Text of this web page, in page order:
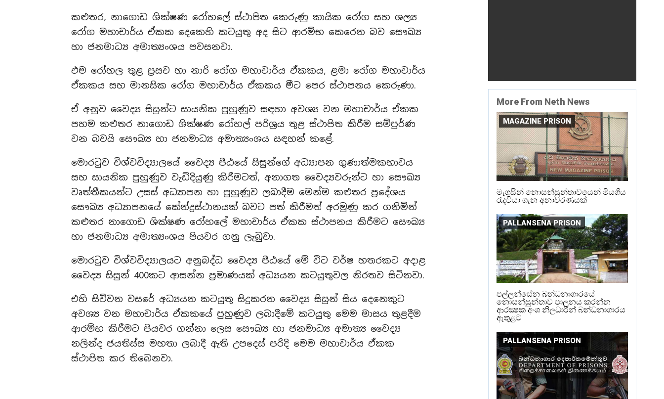
කළුතර, නාගොඩ ශික්ෂණ රෝහලේ ස්ථාපිත කෙරුණු කායික රෝග සහ ශල්‍ය
රෝග මහාචාර්ය ඒකක දෙකෙහි කටයුතු අද සිට ආරම්භ කෙරෙන බව සෞඛ්‍ය
හා ජනමාධ්‍ය අමාත්‍යංශය පවසනවා.
එම රෝහල තුළ ප්‍රසව හා නාරි රෝග මහාචාර්ය ඒකකය, ළමා රෝග මහාචාර්ය
ඒකකය සහ මානසික රෝග මහාචාර්ය ඒකකය මීට පෙර ස්ථාපනය කෙරුණා.
ඒ අනුව වෛද්‍ය සිසුන්ට සායනික පුහුණුව සඳහා අවශ්‍ය වන මහාචාර්ය ඒකක
පහම කළුතර නාගොඩ ශික්ෂණ රෝහල් පරිශ්‍රය තුළ ස්ථාපිත කිරීම සම්පුර්ණ
වන බවයි සෞඛ්‍ය හා ජනමාධ්‍ය අමාත්‍යංශය සඳහන් කළේ.
මොරටුව විශ්වවිද්‍යාලයේ වෛද්‍ය පීඨයේ සිසුන්ගේ අධ්‍යාපන ගුණාත්මකභාවය
සහ සායනික පුහුණුව වැඩිදියුණු කිරීමටත්, අනාගත වෛද්‍යවරුන්ට හා සෞඛ්‍ය
වෘත්තීකයන්ට උසස් අධ්‍යාපන හා පුහුණුව ලබාදීම මෙන්ම කළුතර ප්‍රදේශය
සෞඛ්‍ය අධ්‍යාපනයේ කේන්ද්‍රස්ථානයක් බවට පත් කිරීමත් අරමුණු කර ගනිමින්
කළුතර නාගොඩ ශික්ෂණ රෝහලේ මහාචාර්ය ඒකක ස්ථාපනය කිරීමට සෞඛ්‍ය
හා ජනමාධ්‍ය අමාත්‍යංශය පියවර ගනු ලැබුවා.
මොරටුව විශ්වවිද්‍යාලයට අනුබද්ධ වෛද්‍ය පීඨයේ මේ විට වර්ෂ හතරකට අදාළ
වෛද්‍ය සිසුන් 400කට ආසන්න ප්‍රමාණයක් අධ්‍යයන කටයුතුවල නිරතව සිටිනවා.
එහි සිව්වන වසරේ අධ්‍යයන කටයුතු සිදුකරන වෛද්‍ය සිසුන් සිය දෙනෙකුට
අවශ්‍ය වන මහාචාර්ය ඒකකයේ පුහුණුව ලබාදීමේ කටයුතු මෙම මාසය තුළදීම
ආරම්භ කිරීමට පියවර ගන්නා ලෙස සෞඛ්‍ය හා ජනමාධ්‍ය අමාත්‍ය වෛද්‍ය
නලින්ද ජයතිස්ස මහතා ලබාදී ඇති උපදෙස් පරිදි මෙම මහාචාර්ය ඒකක
ස්ථාපිත කර තිබෙනවා.
More From Neth News
MAGAZINE PRISON
මැගසින් නොසන්සුන්තාවයෙන් මියගිය
රැදවියා ගැන අනාවරණයක්
PALLANSENA PRISON
පල්ලන්සේන බන්ධනාගාරයේ
නොසන්සුන්තාව පාලනය කරන්න
ආරක්‍ෂක අංශ නිලධාරීන් බන්ධනාගාරය
ඇතුළට
PALLANSENA PRISON